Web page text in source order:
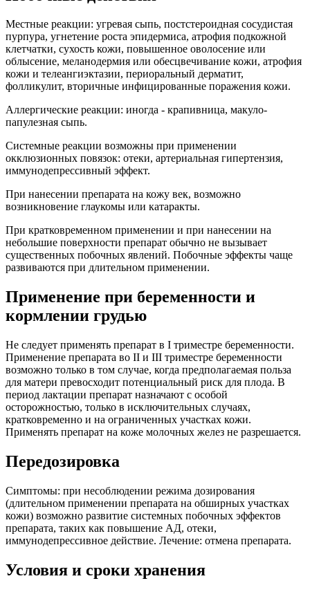
Местные реакции: угревая сыпь, постстероидная сосудистая
пурпура, угнетение роста эпидермиса, атрофия подкожной
клетчатки, сухость кожи, повышенное оволосение или
облысение, меланодермия или обесцвечивание кожи, атрофия
кожи и телеангиэктазии, периоральный дерматит,
фолликулит, вторичные инфицированные поражения кожи.
Аллергические реакции: иногда - крапивница, макуло-
папулезная сыпь.
Системные реакции возможны при применении
окклюзионных повязок: отеки, артериальная гипертензия,
иммунодепрессивный эффект.
При нанесении препарата на кожу век, возможно
возникновение глаукомы или катаракты.
При кратковременном применении и при нанесении на
небольшие поверхности препарат обычно не вызывает
существенных побочных явлений. Побочные эффекты чаще
развиваются при длительном применении.
Применение при беременности и
кормлении грудью
Не следует применять препарат в I триместре беременности.
Применение препарата во II и III триместре беременности
возможно только в том случае, когда предполагаемая польза
для матери превосходит потенциальный риск для плода. В
период лактации препарат назначают с особой
осторожностью, только в исключительных случаях,
кратковременно и на ограниченных участках кожи.
Применять препарат на коже молочных желез не разрешается.
Передозировка
Симптомы: при несоблюдении режима дозирования
(длительном применении препарата на обширных участках
кожи) возможно развитие системных побочных эффектов
препарата, таких как повышение АД, отеки,
иммунодепрессивное действие. Лечение: отмена препарата.
Условия и сроки хранения